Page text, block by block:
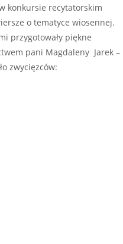
konkursie recytatorskim
o tematyce wiosennej.
przygotowały piękne
pani Magdaleny Jarek –
zwycięzców: